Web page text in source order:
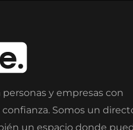
y empresas con
Somos un
un espacio donde